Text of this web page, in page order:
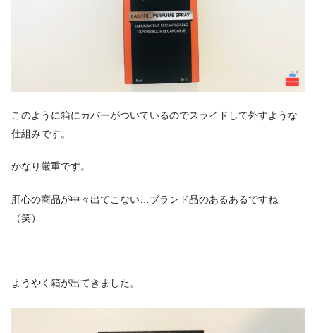
このように箱にカバーがついているのでスライドして外すような
仕組みです。
かなり厳重です。
肝心の商品が中々出てこない…ブランド品のあるあるですね
（笑）
ようやく箱が出てきました。